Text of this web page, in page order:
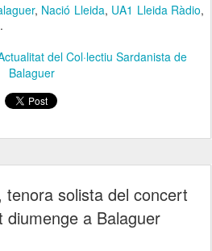
, Nació Lleida, UA1 Lleida Ràdio,
.
del Col·lectiu Sardanista de
Balaguer
tenora solista del concert
diumenge a Balaguer